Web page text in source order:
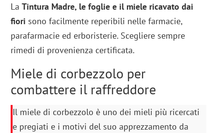
LaTintura Madre, le foglie e il miele ricavato dai
fiori sono facilmente reperibili nelle farmacie,
parafarmacie ed erboristerie. Scegliere sempre
rimedi di provenienza certificata.
Miele di corbezzolo per
combattere il raffreddore
Il miele di corbezzolo è uno dei mieli più ricercati
e pregiati e i motivi del suo apprezzamento da